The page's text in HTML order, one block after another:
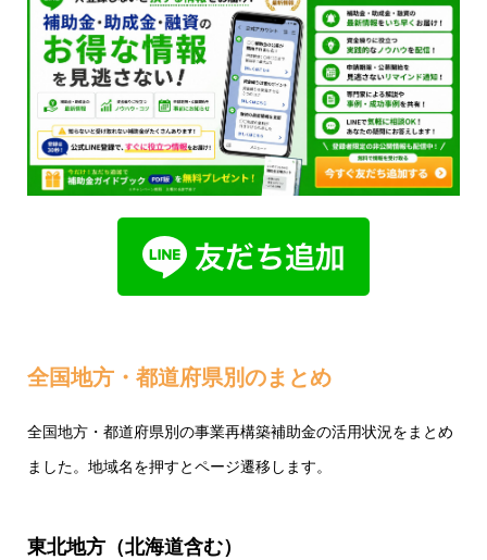
全国地方・都道府県別のまとめ
全国地方・都道府県別の事業再構築補助金の活用状況をまとめ
ました。地域名を押すとページ遷移します。
東北地方（北海道含む）